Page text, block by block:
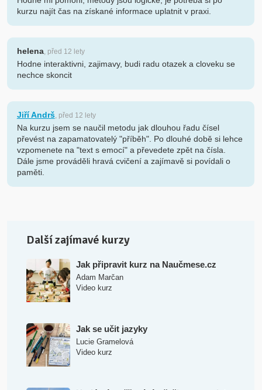
kurzu najít čas na získané informace uplatnit v praxi.
helena, před 12 lety
Hodne interaktivni, zajimavy, budi radu otazek a cloveku se
nechce skoncit
Jiří Andrš, před 12 lety
Na kurzu jsem se naučil metodu jak dlouhou řadu čísel
převést na zapamatovatelý "příběh". Po dlouhé době si lehce
vzpomenete na "text s emocí" a převedete zpět na čísla.
Dále jsme prováděli hravá cvičení a zajímavě si povídali o
paměti.
Další zajímavé kurzy
Jak připravit kurz na Naučmese.cz
Adam Marčan
Video kurz
Jak se učit jazyky
Lucie Gramelová
Video kurz